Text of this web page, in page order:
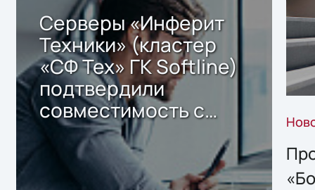
Серверы «Инферит
Техники» (кластер
«СФ Тех» ГК Softline)
подтвердили
совместимость с
решением Sharx
Storage 2.x для
хранения данных